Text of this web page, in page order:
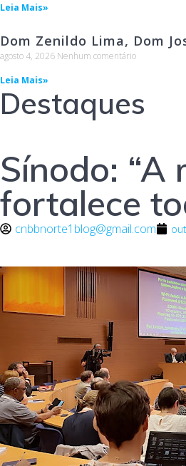
Leia Mais»
Dom Zenildo Lima, Dom
agosto 4, 2026 Nenhum comentário
Leia Mais»
Destaques
Sínodo: “A
fortalece
cnbbnorte1blog@gmail.com